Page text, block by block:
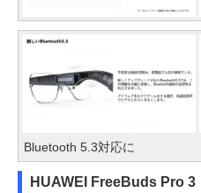
Bluetooth 5.3対応に
HUAWEI FreeBuds Pro 3